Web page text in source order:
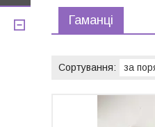
Гаманці